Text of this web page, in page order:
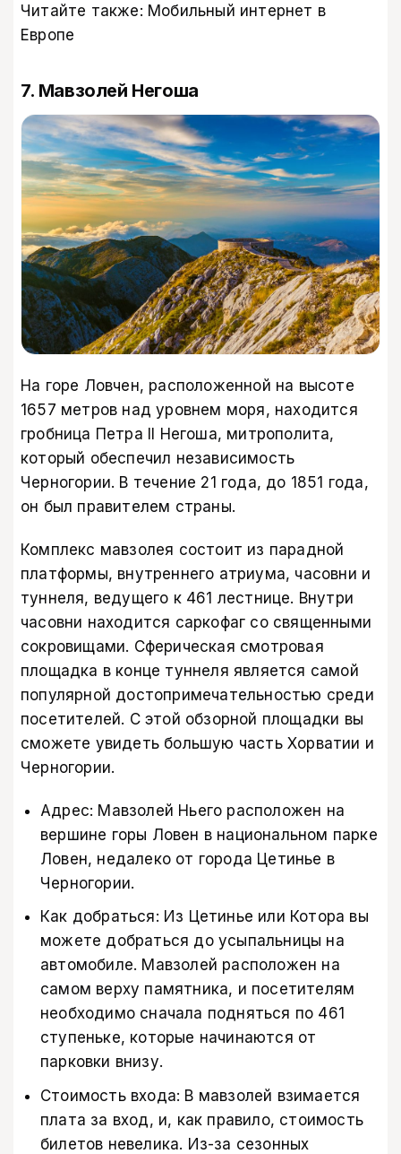
Читайте также: Мобильный интернет в
Европе
7. Мавзолей Негоша
На горе Ловчен, расположенной на высоте
1657 метров над уровнем моря, находится
гробница Петра II Негоша, митрополита,
который обеспечил независимость
Черногории. В течение 21 года, до 1851 года,
он был правителем страны.
Комплекс мавзолея состоит из парадной
платформы, внутреннего атриума, часовни и
туннеля, ведущего к 461 лестнице. Внутри
часовни находится саркофаг со священными
сокровищами. Сферическая смотровая
площадка в конце туннеля является самой
популярной достопримечательностью среди
посетителей. С этой обзорной площадки вы
сможете увидеть большую часть Хорватии и
Черногории.
Адрес: Мавзолей Ньего расположен на
вершине горы Ловен в национальном парке
Ловен, недалеко от города Цетинье в
Черногории.
Как добраться: Из Цетинье или Котора вы
можете добраться до усыпальницы на
автомобиле. Мавзолей расположен на
самом верху памятника, и посетителям
необходимо сначала подняться по 461
ступеньке, которые начинаются от
парковки внизу.
Стоимость входа: В мавзолей взимается
плата за вход, и, как правило, стоимость
билетов невелика. Из-за сезонных